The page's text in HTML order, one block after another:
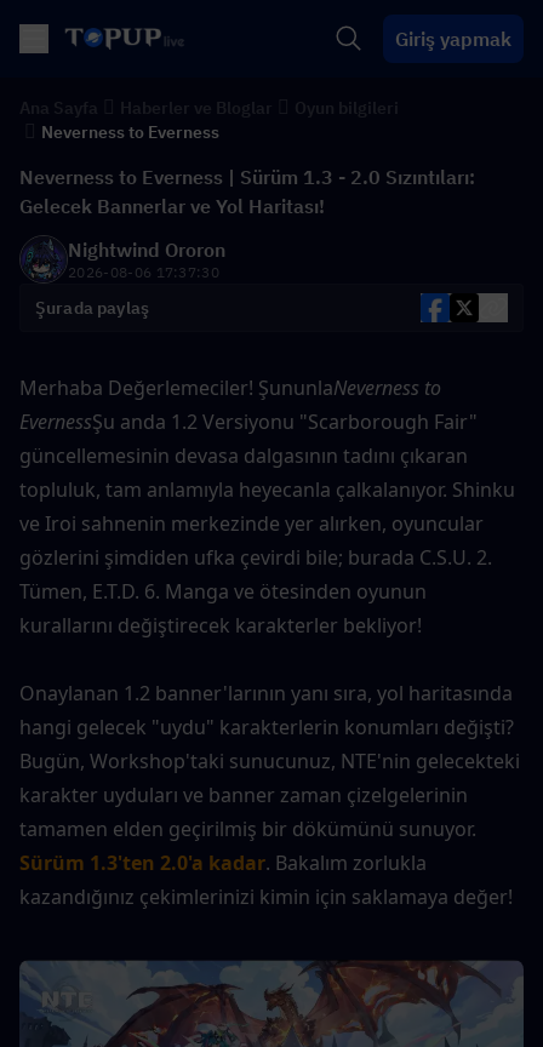
Giriş yapmak
Neverness to Everness
Neverness to Everness | Sürüm 1.3 - 2.0 Sızıntıları:
Gelecek Bannerlar ve Yol Haritası!
Nightwind Ororon
2026-08-06 17:37:30
Şurada paylaş
Merhaba Değerlemeciler! ŞununlaNeverness to
EvernessŞu anda 1.2 Versiyonu "Scarborough Fair"
güncellemesinin devasa dalgasının tadını çıkaran
topluluk, tam anlamıyla heyecanla çalkalanıyor. Shinku
ve Iroi sahnenin merkezinde yer alırken, oyuncular
gözlerini şimdiden ufka çevirdi bile; burada C.S.U. 2.
Tümen, E.T.D. 6. Manga ve ötesinden oyunun
kurallarını değiştirecek karakterler bekliyor!
Onaylanan 1.2 banner'larının yanı sıra, yol haritasında
hangi gelecek "uydu" karakterlerin konumları değişti?
Bugün, Workshop'taki sunucunuz, NTE'nin gelecekteki
karakter uyduları ve banner zaman çizelgelerinin
tamamen elden geçirilmiş bir dökümünü sunuyor.
Sürüm 1.3'ten 2.0'a kadar. Bakalım zorlukla
kazandığınız çekimlerinizi kimin için saklamaya değer!